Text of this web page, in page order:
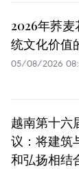
2026年荞
统文化价值
05/08/2026
越南第十六
议：将建筑
和弘扬相结